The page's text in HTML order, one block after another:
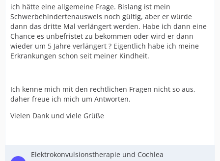
ich hätte eine allgemeine Frage. Bislang ist mein
Schwerbehindertenausweis noch gültig, aber er würde
dann das dritte Mal verlängert werden. Habe ich dann eine
Chance es unbefristet zu bekommen oder wird er dann
wieder um 5 Jahre verlängert ? Eigentlich habe ich meine
Erkrankungen schon seit meiner Kindheit.
Ich kenne mich mit den rechtlichen Fragen nicht so aus,
daher freue ich mich um Antworten.
Vielen Dank und viele Grüße
Elektrokonvulsionstherapie und Cochlea